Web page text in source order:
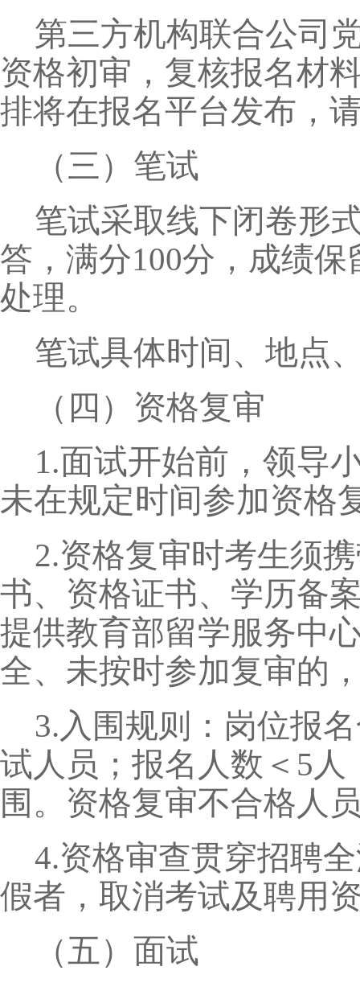
第三方机构联合公司
资格初审，复核报名材
排将在报名平台发布，
（三）笔试
笔试采取线下闭卷形
答，满分100分，成绩
处理。
笔试具体时间、地点
（四）资格复审
1.面试开始前，领导
未在规定时间参加资格
2.资格复审时考生须
书、资格证书、学历备
提供教育部留学服务中
全、未按时参加复审的
3.入围规则：岗位报
试人员；报名人数＜5
围。资格复审不合格人
4.资格审查贯穿招聘
假者，取消考试及聘用
（五）面试